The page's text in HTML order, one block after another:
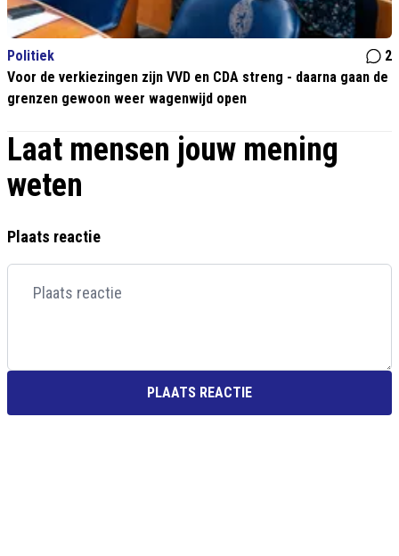
Politiek
2
Voor de verkiezingen zijn VVD en CDA streng - daarna gaan de
grenzen gewoon weer wagenwijd open
Laat mensen jouw mening
weten
Plaats reactie
PLAATS REACTIE